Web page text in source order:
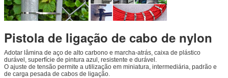
Pistola de ligação de cabo de nylon
Adotar lâmina de aço de alto carbono e marcha-atrás, caixa de plástico
durável, superfície de pintura azul, resistente e durável.
O ajuste de tensão permite a utilização em miniatura, intermediária, padrão e
de carga pesada de cabos de ligação.